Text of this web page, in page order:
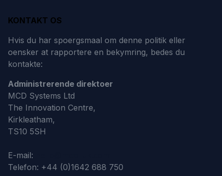
KONTAKT OS
Hvis du har spoergsmaal om denne politik eller
oensker at rapportere en bekymring, bedes du
kontakte:
Administrerende direktoer
MCD Systems Ltd
The Innovation Centre,
Kirkleatham,
TS10 5SH
E-mail:
Telefon: +44 (0)1642 688 750